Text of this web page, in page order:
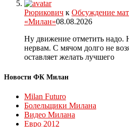
Рюрикович к Обсуждение
«Милан»08.08.2026
Ну движение отметить надо.
нервам. С мячом долго не
оставляет желать лучшего
Новости ФК Милан
Milan Futuro
Болельщики Милана
Видео Милана
Евро 2012